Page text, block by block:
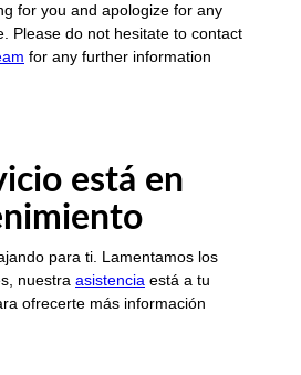
for you and apologize for any
Please do not hesitate to contact
for any further information
está en
para ti. Lamentamos los
nuestra asistencia está a tu
ofrecerte más información